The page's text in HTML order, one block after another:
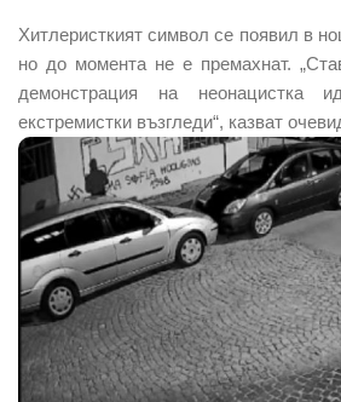
Хитлеристкият символ се появил в
но до момента не е премахнат.
демонстрация на неонацистка
екстремистки възгледи“, казват